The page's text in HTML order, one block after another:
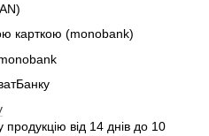
карткою (monobank)
від 14 днів до 10